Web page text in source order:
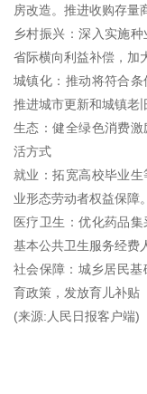
房改造。推进收购存量
乡村振兴：深入实施
省际横向利益补偿，加
城镇化：推动将符合
推进城市更新和城镇老
生态：健全绿色消费
活方式
就业：拓宽高校毕业
业形态劳动者权益保障
医疗卫生：优化药品
基本公共卫生服务经费
社会保障：城乡居民
育政策，发放育儿补贴
(来源:人民日报客户端)